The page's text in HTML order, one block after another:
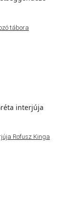
tábora
Rofusz Kinga